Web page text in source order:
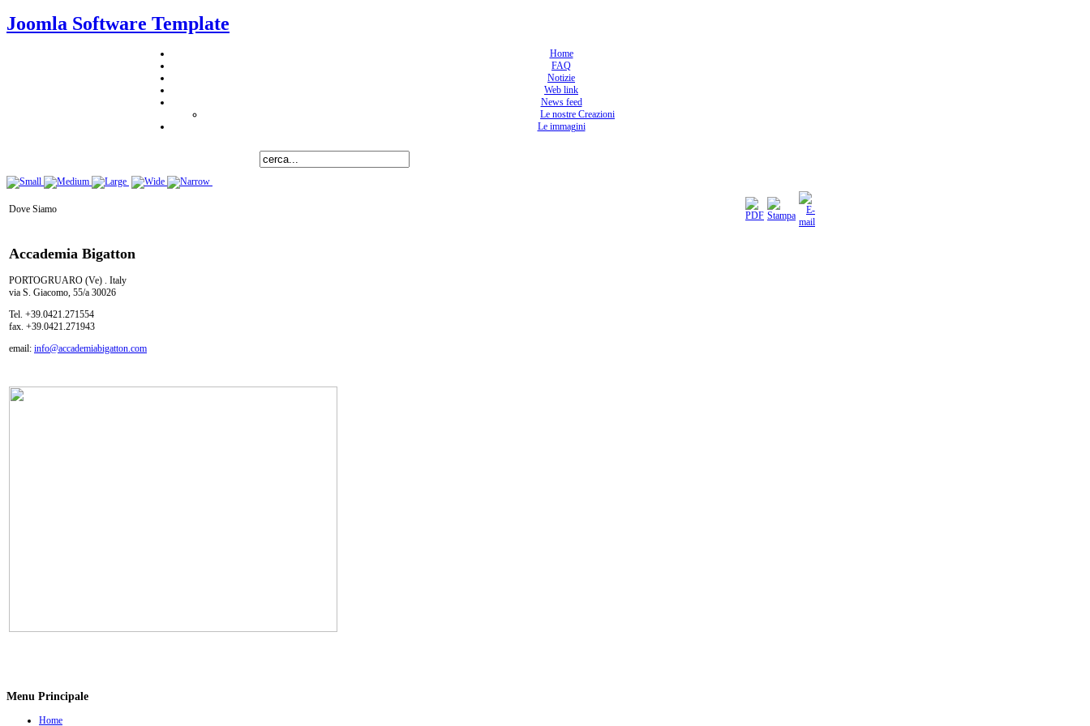
Joomla Software Template
Home
FAQ
Notizie
Web link
News feed
Le nostre Creazioni
Le immagini
Dove Siamo
Accademia Bigatton
PORTOGRUARO (Ve) . Italy
via S. Giacomo, 55/a 30026
Tel. +39.0421.271554
fax. +39.0421.271943
email: info@accademiabigatton.com
Menu Principale
Home